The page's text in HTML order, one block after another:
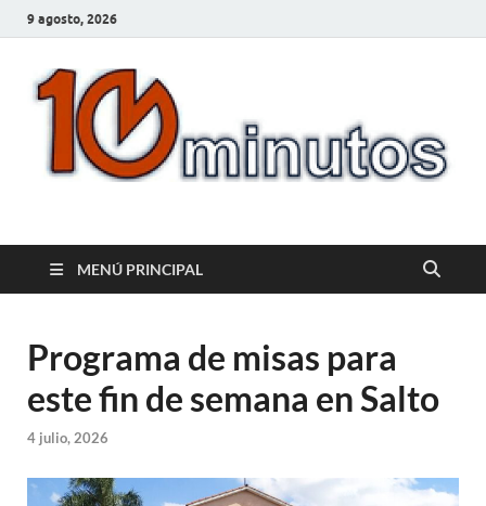
9 agosto, 2026
10minutos.com.uy
MENÚ PRINCIPAL
Programa de misas para
este fin de semana en Salto
4 julio, 2026